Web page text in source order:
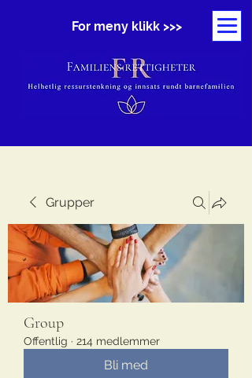
For meny klikk >>>
Grupper
Group
Offentlig · 214 medlemmer
Bli med